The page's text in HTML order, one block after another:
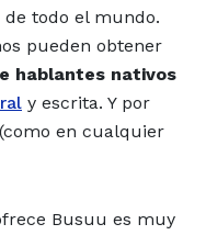
todo el mundo.
pueden obtener
hablantes nativos
y escrita. Y por
en cualquier
Busuu es muy